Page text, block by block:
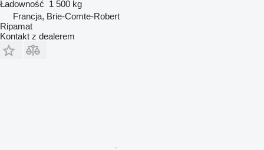
Ładowność 1 500 kg
Francja, Brie-Comte-Robert
Ripamat
Kontakt z dealerem